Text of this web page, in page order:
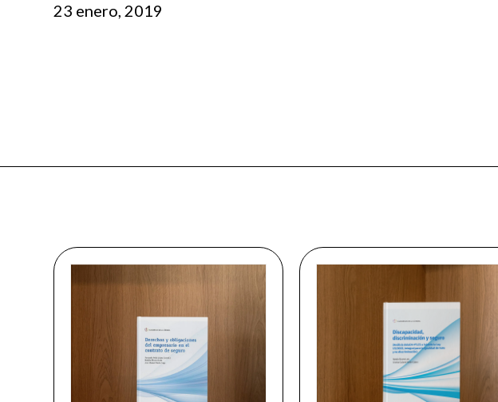
23 enero, 2019